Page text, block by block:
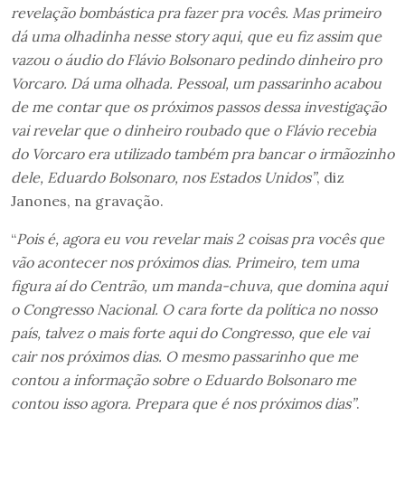
revelação bombástica pra fazer pra vocês. Mas primeiro
dá uma olhadinha nesse story aqui, que eu fiz assim que
vazou o áudio do Flávio Bolsonaro pedindo dinheiro pro
Vorcaro. Dá uma olhada. Pessoal, um passarinho acabou
de me contar que os próximos passos dessa investigação
vai revelar que o dinheiro roubado que o Flávio recebia
do Vorcaro era utilizado também pra bancar o irmãozinho
dele, Eduardo Bolsonaro, nos Estados Unidos”, diz
Janones, na gravação.
“Pois é, agora eu vou revelar mais 2 coisas pra vocês que
vão acontecer nos próximos dias. Primeiro, tem uma
figura aí do Centrão, um manda-chuva, que domina aqui
o Congresso Nacional. O cara forte da política no nosso
país, talvez o mais forte aqui do Congresso, que ele vai
cair nos próximos dias. O mesmo passarinho que me
contou a informação sobre o Eduardo Bolsonaro me
contou isso agora. Prepara que é nos próximos dias”.